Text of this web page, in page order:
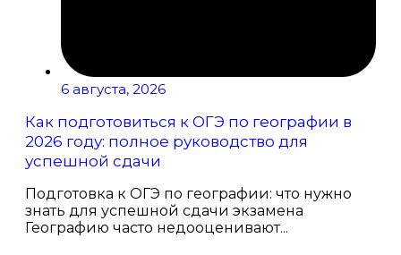
6 августа, 2026
Как подготовиться к ОГЭ по географии в
2026 году: полное руководство для
успешной сдачи
Подготовка к ОГЭ по географии: что нужно
знать для успешной сдачи экзамена
Географию часто недооценивают...